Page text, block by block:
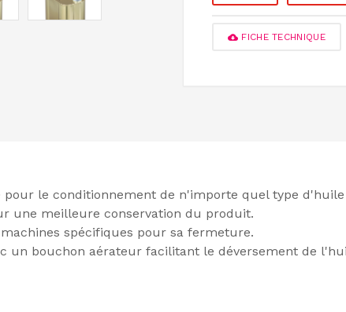
FICHE TECHNIQUE
le conditionnement de n'importe quel type d'huile
une meilleure conservation du produit.
spécifiques pour sa fermeture.
un bouchon aérateur facilitant le déversement de